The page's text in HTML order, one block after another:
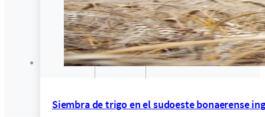
Siembra de trigo en el sudoeste bonaerense